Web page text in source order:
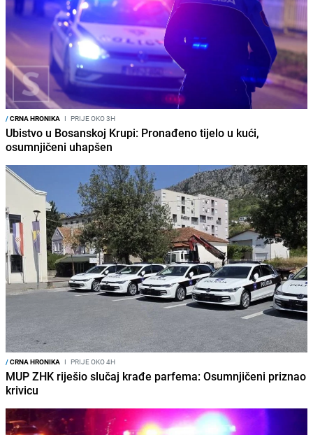
/CRNA HRONIKA I PRIJE OKO 3H
Ubistvo u Bosanskoj Krupi: Pronađeno tijelo u kući,
osumnjičeni uhapšen
/CRNA HRONIKA I PRIJE OKO 4H
MUP ZHK riješio slučaj krađe parfema: Osumnjičeni priznao
krivicu